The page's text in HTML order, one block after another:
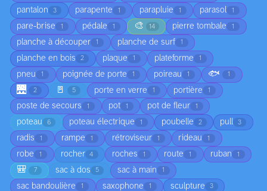
pantalon 3 parapente 1 parapluie 1 parasol 1
pare-brise 1 pédale 1 🎨 14 pierre tombale 1
planche à découper 1 planche de surf 1
planche en bois 2 plaque 1 plateforme 1
pneu 1 poignée de porte 1 poireau 1 🐟 1
🌉 2 🚪 5 porte en verre 1 portière 1
poste de secours 1 pot 1 pot de fleur 1
poteau 6 poteau électrique 1 poubelle 2 pull 3
radis 1 rampe 1 rétroviseur 1 rideau 1
robe 1 rocher 4 roches 1 route 1 ruban 1
🎒 7 sac à dos 5 sac à main 1
sac bandoulière 1 saxophone 1 sculpture 3